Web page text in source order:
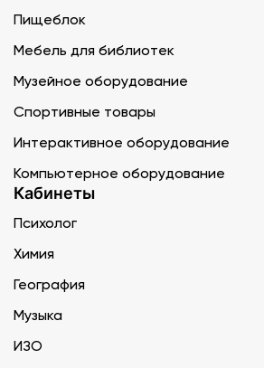
Пищеблок
Мебель для библиотек
Музейное оборудование
Спортивные товары
Интерактивное оборудование
Компьютерное оборудование
Кабинеты
Психолог
Химия
География
Музыка
ИЗО